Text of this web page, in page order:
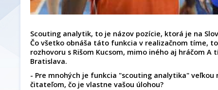
Scouting analytik, to je názov pozície, ktorá je na
Čo všetko obnáša táto funkcia v realizačnom tíme,
rozhovoru s Rišom Kucsom, mimo iného aj hráčom A
Bratislava.
- Pre mnohých je funkcia "scouting analytika"
čitateľom, čo je vlastne vašou úlohou?